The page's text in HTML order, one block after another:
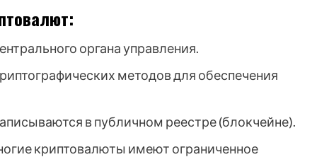
органа управления.
методов для обеспечения
в публичном реестре (блокчейне).
криптовалюты имеют ограниченное